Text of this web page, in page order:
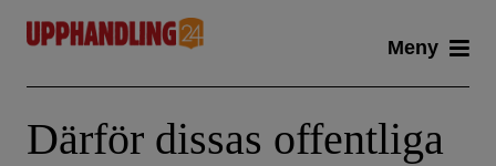
content
Meny
Därför dissas offentliga